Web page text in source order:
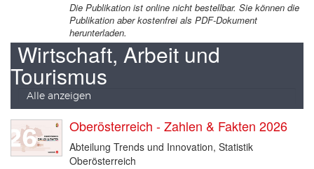
Die Publikation ist online nicht bestellbar. Sie können die
Publikation aber kostenfrei als PDF-Dokument
herunterladen.
Wirtschaft, Arbeit und
Tourismus
Alle anzeigen
Oberösterreich - Zahlen & Fakten 2026
Abteilung Trends und Innovation, Statistik
Oberösterreich